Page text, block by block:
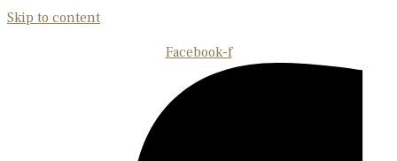
Skip to content
Facebook-f